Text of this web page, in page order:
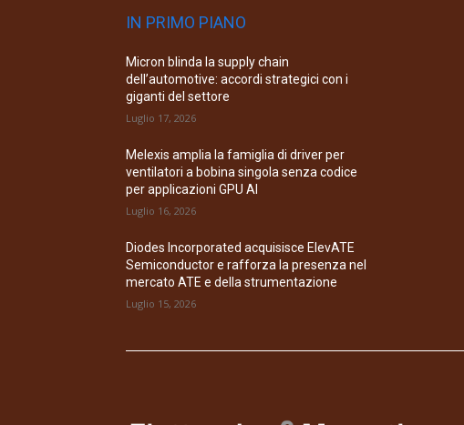
IN PRIMO PIANO
Micron blinda la supply chain
dell’automotive: accordi strategici con i
giganti del settore
Luglio 17, 2026
Melexis amplia la famiglia di driver per
ventilatori a bobina singola senza codice
per applicazioni GPU AI
Luglio 16, 2026
Diodes Incorporated acquisisce ElevATE
Semiconductor e rafforza la presenza nel
mercato ATE e della strumentazione
Luglio 15, 2026